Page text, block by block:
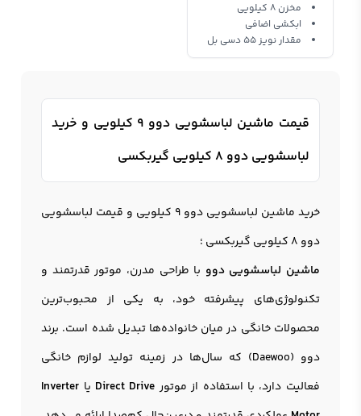
مخزن 8 کیلویی
ابکشی اضافی
مقدار نویز 55 دسی بل
قیمت ماشین لباسشویی دوو 9 کیلویی و خرید
لباسشویی دوو 8 کیلویی گیربکسی
خرید ماشین لباسشویی دوو 9 کیلویی و قیمت لباسشویی
دوو 8 کیلویی گیربکسی ؛
ماشین لباسشویی دوو با طراحی مدرن، موتور قدرتمند و
تکنولوژی‌های پیشرفته خود، به یکی از محبوب‌ترین
محصولات خانگی در میان خانواده‌ها تبدیل شده است. برند
دوو (Daewoo) که سال‌ها در زمینه تولید لوازم خانگی
فعالیت دارد، با استفاده از موتور Direct Drive یا Inverter